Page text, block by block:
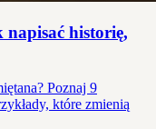
historię,
Poznaj 9
które zmienią